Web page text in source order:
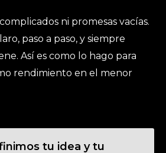
ni promesas vacías.
paso a paso, y siempre
Así es como lo hago para
rendimiento en el menor
tu idea y tu